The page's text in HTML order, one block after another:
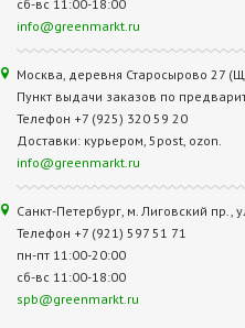
сб-вс 11:00-18:00
info@greenmarkt.ru
Москва, деревня Старосырово 27
Пункт выдачи заказов по
Телефон +7 (925) 320 59 20
Доставки: курьером, 5post, ozon.
info@greenmarkt.ru
Санкт-Петербург, м. Лиговский пр.,
Телефон +7 (921) 597 51 71
пн-пт 11:00-20:00
сб-вс 11:00-18:00
spb@greenmarkt.ru